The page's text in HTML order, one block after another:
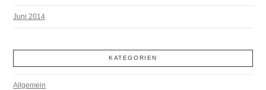
Juni 2014
KATEGORIEN
Allgemein